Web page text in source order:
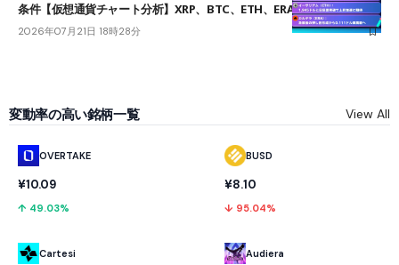
条件【仮想通貨チャート分析】XRP、BTC、ETH、ERA
2026年07月21日 18時28分
変動率の高い銘柄一覧 View All
OVERTAKE
¥10.09
↑ 49.03%
Cartesi
BUSD
¥8.10
↓ 95.04%
Audiera